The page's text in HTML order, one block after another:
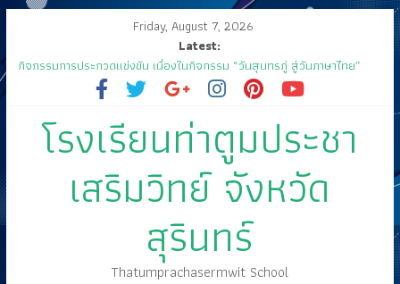
Friday, August 7, 2026
Latest:
กิจกรรมการประกวดแข่งขัน เนื่องในกิจกรรม “วันสุนทรภู่ สู่วันภาษาไทย”
ประจำปีการศึกษา ๒๕๖๘
🤍💚 ขอเรียนเชิญนักเรียนเข้าร่วมพิธีวันไหว้ครู “ไหว้ครู บูชาคุณ” ประจำวันที่
๑๒ มิถุนายน ปี ๒๕๖๘
กิจกรรมประชุมผู้ปกครองนักเรียน ภาคเรียนที่ 1/2568
ขอเชิญร่วมงานแสดงมุทิตาจิต คุณครูสมพงษ์ โสมสุข
โรงเรียนท่าตูมประชา
เสริมวิทย์ จังหวัด
สุรินทร์
Thatumprachasermwit School